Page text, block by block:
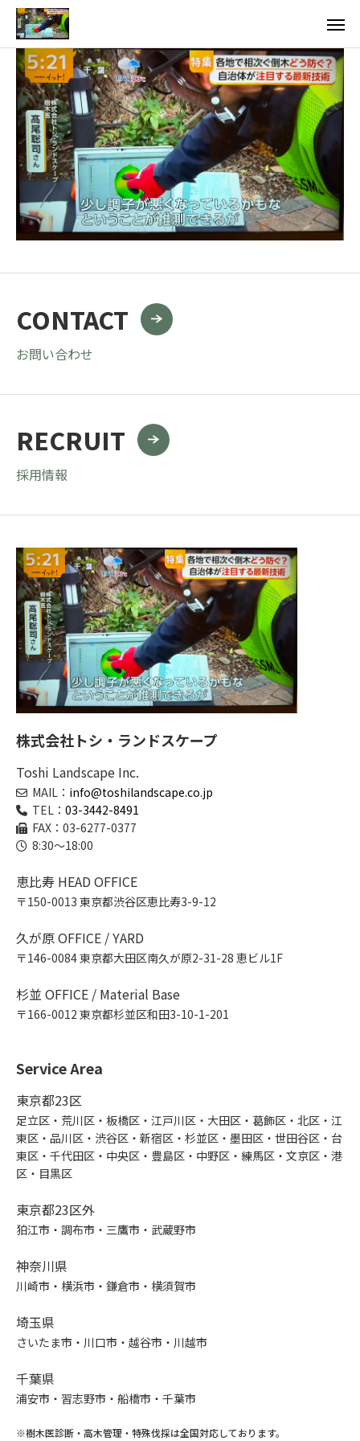
CONTACT
お問い合わせ
RECRUIT
採用情報
株式会社トシ・ランドスケープ
Toshi Landscape Inc.
MAIL： info@toshilandscape.co.jp
TEL： 03-3442-8491
FAX：03-6277-0377
8:30～18:00
恵比寿 HEAD OFFICE
〒150-0013 東京都渋谷区恵比寿3-9-12
久が原 OFFICE / YARD
〒146-0084 東京都大田区南久が原2-31-28 恵ビル1F
杉並 OFFICE / Material Base
〒166-0012 東京都杉並区和田3-10-1-201
Service Area
東京都23区
足立区・荒川区・板橋区・江戸川区・大田区・葛飾区・北区・江
東区・品川区・渋谷区・新宿区・杉並区・墨田区・世田谷区・台
東区・千代田区・中央区・豊島区・中野区・練馬区・文京区・港
区・目黒区
東京都23区外
狛江市・調布市・三鷹市・武蔵野市
神奈川県
川崎市・横浜市・鎌倉市・横須賀市
埼玉県
さいたま市・川口市・越谷市・川越市
千葉県
浦安市・習志野市・船橋市・千葉市
※樹木医診断・高木管理・特殊伐採は全国対応しております。